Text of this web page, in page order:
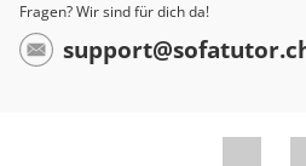
Fragen? Wir sind für dich da!